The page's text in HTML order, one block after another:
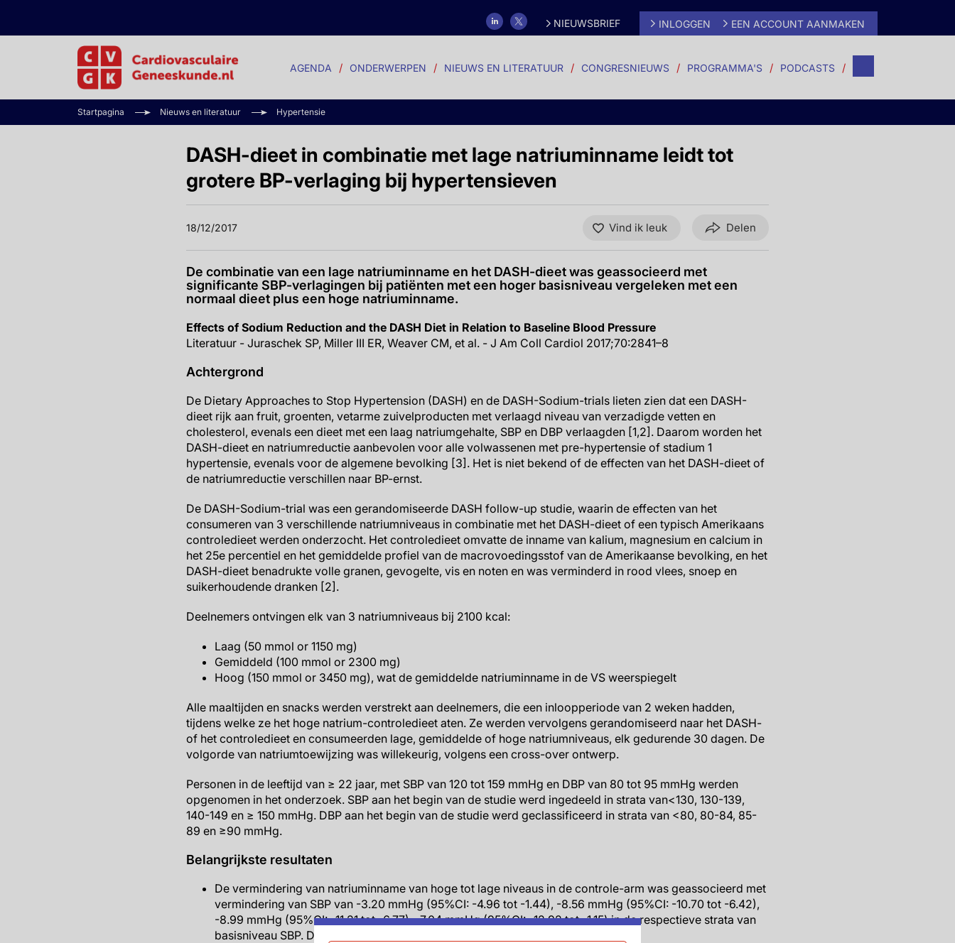
NIEUWSBRIEF INLOGGEN EEN ACCOUNT AANMAKEN
AGENDA ONDERWERPEN NIEUWS EN LITERATUUR CONGRESNIEUWS PROGRAMMA'S PODCASTS
Startpagina Nieuws en literatuur Hypertensie
DASH-dieet in combinatie met lage natriuminname leidt tot
grotere BP-verlaging bij hypertensieven
18/12/2017 Vind ik leuk Delen
De combinatie van een lage natriuminname en het DASH-dieet was geassocieerd met
significante SBP-verlagingen bij patiënten met een hoger basisniveau vergeleken met een
normaal dieet plus een hoge natriuminname.
Effects of Sodium Reduction and the DASH Diet in Relation to Baseline Blood Pressure
Literatuur - Juraschek SP, Miller III ER, Weaver CM, et al. - J Am Coll Cardiol 2017;70:2841–8
Achtergrond
De Dietary Approaches to Stop Hypertension (DASH) en de DASH-Sodium-trials lieten zien dat een DASH-
dieet rijk aan fruit, groenten, vetarme zuivelproducten met verlaagd niveau van verzadigde vetten en
cholesterol, evenals een dieet met een laag natriumgehalte, SBP en DBP verlaagden [1,2]. Daarom worden het
DASH-dieet en natriumreductie aanbevolen voor alle volwassenen met pre-hypertensie of stadium 1
hypertensie, evenals voor de algemene bevolking [3]. Het is niet bekend of de effecten van het DASH-dieet of
de natriumreductie verschillen naar BP-ernst.
De DASH-Sodium-trial was een gerandomiseerde DASH follow-up studie, waarin de effecten van het
consumeren van 3 verschillende natriumniveaus in combinatie met het DASH-dieet of een typisch Amerikaans
controledieet werden onderzocht. Het controledieet omvatte de inname van kalium, magnesium en calcium in
het 25e percentiel en het gemiddelde profiel van de macrovoedingsstof van de Amerikaanse bevolking, en het
DASH-dieet benadrukte volle granen, gevogelte, vis en noten en was verminderd in rood vlees, snoep en
suikerhoudende dranken [2].
Deelnemers ontvingen elk van 3 natriumniveaus bij 2100 kcal:
Laag (50 mmol or 1150 mg)
Gemiddeld (100 mmol or 2300 mg)
Hoog (150 mmol or 3450 mg), wat de gemiddelde natriuminname in de VS weerspiegelt
Alle maaltijden en snacks werden verstrekt aan deelnemers, die een inloopperiode van 2 weken hadden,
tijdens welke ze het hoge natrium-controledieet aten. Ze werden vervolgens gerandomiseerd naar het DASH-
of het controledieet en consumeerden lage, gemiddelde of hoge natriumniveaus, elk gedurende 30 dagen. De
volgorde van natriumtoewijzing was willekeurig, volgens een cross-over ontwerp.
Personen in de leeftijd van ≥ 22 jaar, met SBP van 120 tot 159 mmHg en DBP van 80 tot 95 mmHg werden
opgenomen in het onderzoek. SBP aan het begin van de studie werd ingedeeld in strata van<130, 130-139,
140-149 en ≥ 150 mmHg. DBP aan het begin van de studie werd geclassificeerd in strata van <80, 80-84, 85-
89 en ≥90 mmHg.
Belangrijkste resultaten
De vermindering van natriuminname van hoge tot lage niveaus in de controle-arm was geassocieerd met
vermindering van SBP van -3.20 mmHg (95%CI: -4.96 tot -1.44), -8.56 mmHg (95%CI: -10.70 tot -6.42),
-8.99 mmHg (95%CI: -11.21 tot -6.77), -7.04 mmHg (95%CI: -12.92 tot -1.15) in de respectieve strata van
basisniveau SBP. De trend in strata was statistisch significant (P=0.004).